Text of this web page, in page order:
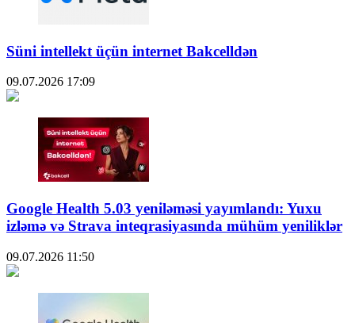
Süni intellekt üçün internet Bakcelldən
09.07.2026 17:09
Google Health 5.03 yeniləməsi yayımlandı: Yuxu
izləmə və Strava inteqrasiyasında mühüm yeniliklər
09.07.2026 11:50